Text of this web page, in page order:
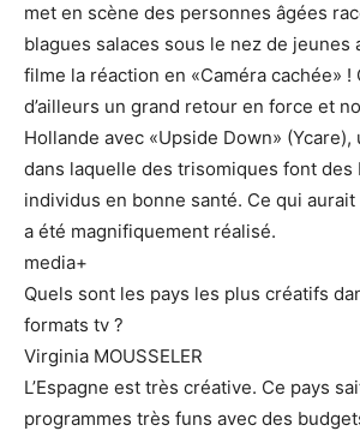
met en scène des personnes âgées
blagues salaces sous le nez de jeunes
filme la réaction en «Caméra cachée»
d’ailleurs un grand retour en force et
Hollande avec «Upside Down» (Ycare),
dans laquelle des trisomiques font des
individus en bonne santé. Ce qui
a été magnifiquement réalisé.
media+
Quels sont les pays les plus créatifs
formats tv ?
Virginia MOUSSELER
L’Espagne est très créative. Ce pays
programmes très funs avec des